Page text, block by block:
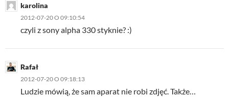
karolina
2012-07-20 O 09:10:54
czyli z sony alpha 330 styknie? :)
Rafał
2012-07-20 O 09:18:13
Ludzie mówią, że sam aparat nie robi zdjęć. Także…